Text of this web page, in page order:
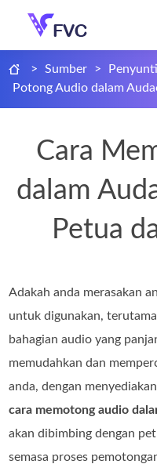
> Sumber >
Potong Audio dalam
Cara
dalam
Petua
Adakah anda merasakan
untuk digunakan,
bahagian audio yang
memudahkan dan
anda, dengan
cara memotong audio
akan dibimbing dengan
semasa proses